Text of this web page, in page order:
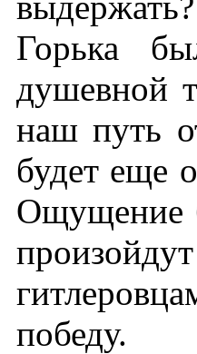
Горька
душевной
наш путь
будет еще
Ощущение
победу.